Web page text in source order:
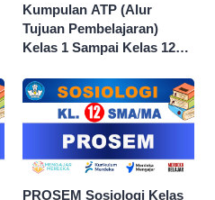
Kumpulan ATP (Alur
Tujuan Pembelajaran)
Kelas 1 Sampai Kelas 12
PROSEM Sosiologi Kelas